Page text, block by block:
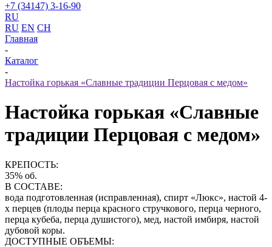
+7 (34147) 3-16-90
RU
RU EN CH
Главная
-
Каталог
-
Настойка горькая «Славные традиции Перцовая с медом»
Настойка горькая «Славные
традиции Перцовая с медом»
КРЕПОСТЬ:
35% об.
В СОСТАВЕ:
вода подготовленная (исправленная), спирт «Люкс», настой 4-
х перцев (плоды перца красного стручкового, перца черного,
перца кубеба, перца душистого), мед, настой имбиря, настой
дубовой коры.
ДОСТУПНЫЕ ОБЪЕМЫ: